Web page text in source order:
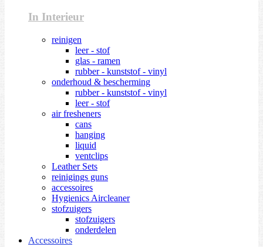
In Interieur
reinigen
leer - stof
glas - ramen
rubber - kunststof - vinyl
onderhoud & bescherming
rubber - kunststof - vinyl
leer - stof
air fresheners
cans
hanging
liquid
ventclips
Leather Sets
reinigings guns
accessoires
Hygienics Aircleaner
stofzuigers
stofzuigers
onderdelen
Accessoires